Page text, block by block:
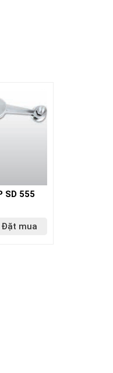
SD 555
Đặt mua